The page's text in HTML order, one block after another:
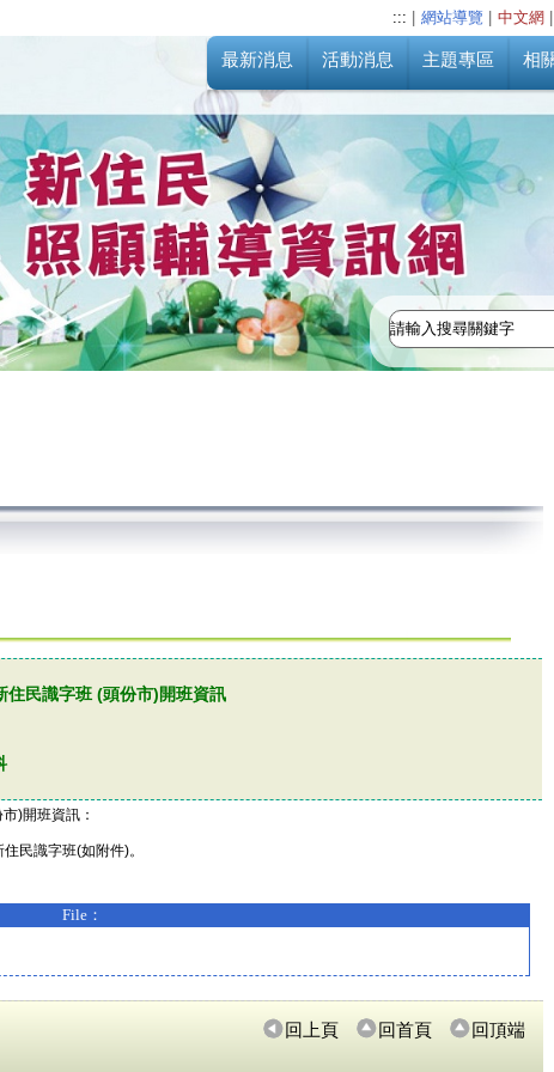
::: 網站導覽 中文網
最新消息 活動消息 主題專區 相
住民識字班 (頭份市)開班資訊
)開班資訊：
民識字班(如附件)。
File：
回上頁 回首頁 回頂端